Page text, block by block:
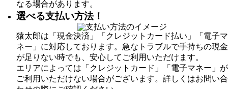
なる場合があります。
選べる支払い方法！
猿太郎は「現金決済」「クレジットカード払い」「電子マ
ネー」に対応しております。急なトラブルで手持ちの現金
が足りない時でも、安心してご利用いただけます。
エリアによっては「クレジットカード」「電子マネー」が
ご利用いただけない場合がございます。詳しくはお問い合